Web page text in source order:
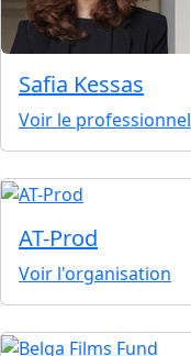
Safia Kessas
Voir le professionnel
AT-Prod
Voir l'organisation